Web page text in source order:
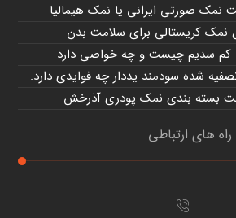
نمک صورتی ایرانی یا نمک هیمالیا
کریستالی برای سلامت بدن
کم سدیم چیست و چه خواصی دارد
شده سودمند یددار چه فوایدی دارد.
بسته بندی نمک پودری آذرخش
راه های ارتباطی